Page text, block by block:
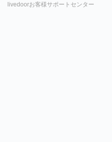
livedoorお客様サポートセンター